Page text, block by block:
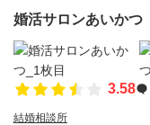
婚活サロンあいかつ
3.58
結婚相談所